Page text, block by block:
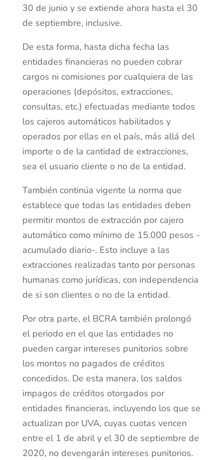
30 de junio y se extiende ahora hasta el 30
de septiembre, inclusive.
De esta forma, hasta dicha fecha las
entidades financieras no pueden cobrar
cargos ni comisiones por cualquiera de las
operaciones (depósitos, extracciones,
consultas, etc.) efectuadas mediante todos
los cajeros automáticos habilitados y
operados por ellas en el país, más allá del
importe o de la cantidad de extracciones,
sea el usuario cliente o no de la entidad.
También continúa vigente la norma que
establece que todas las entidades deben
permitir montos de extracción por cajero
automático como mínimo de 15.000 pesos -
acumulado diario-. Esto incluye a las
extracciones realizadas tanto por personas
humanas como jurídicas, con independencia
de si son clientes o no de la entidad.
Por otra parte, el BCRA también prolongó
el periodo en el que las entidades no
pueden cargar intereses punitorios sobre
los montos no pagados de créditos
concedidos. De esta manera, los saldos
impagos de créditos otorgados por
entidades financieras, incluyendo los que se
actualizan por UVA, cuyas cuotas vencen
entre el 1 de abril y el 30 de septiembre de
2020, no devengarán intereses punitorios.